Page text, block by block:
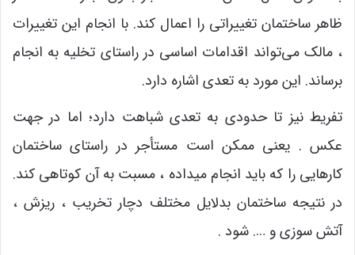
ظاهر ساختمان تغییراتی را اعمال کند. با انجام این تغییرات
، مالک می‌تواند اقدامات اساسی در راستای تخلیه به انجام
برساند. این مورد به تعدی اشاره دارد.
تفریط نیز تا حدودی به تعدی شباهت دارد؛ اما در جهت
عکس . یعنی ممکن است مستأجر در راستای ساختمان
کارهایی را که باید انجام میداده ، مسبت به آن کوتاهی کند.
در نتیجه ساختمان بدلایل مختلف دچار تخریب ، ریزش ،
آتش سوزی و …. شود .